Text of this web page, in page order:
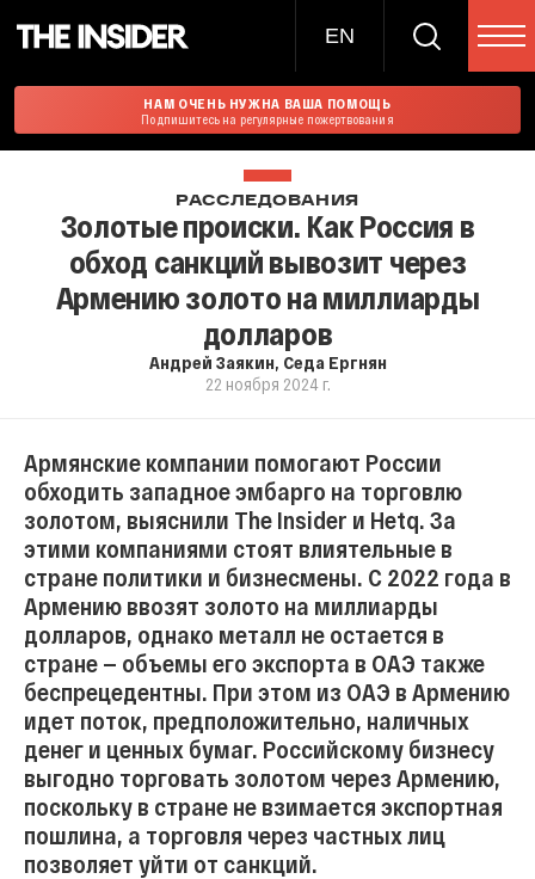
EN
НАМ ОЧЕНЬ НУЖНА ВАША ПОМОЩЬ
Подпишитесь на регулярные пожертвования
РАССЛЕДОВАНИЯ
Золотые происки. Как Россия в
обход санкций вывозит через
Армению золото на миллиарды
долларов
Андрей Заякин, Седа Ергнян
22 ноября 2024 г.
Армянские компании помогают России
обходить западное эмбарго на торговлю
золотом, выяснили The Insider и Hetq. За
этими компаниями стоят влиятельные в
стране политики и бизнесмены. C 2022 года в
Армению ввозят золото на миллиарды
долларов, однако металл не остается в
стране — объемы его экспорта в ОАЭ также
беспрецедентны. При этом из ОАЭ в Армению
идет поток, предположительно, наличных
денег и ценных бумаг. Российскому бизнесу
выгодно торговать золотом через Армению,
поскольку в стране не взимается экспортная
пошлина, а торговля через частных лиц
позволяет уйти от санкций.